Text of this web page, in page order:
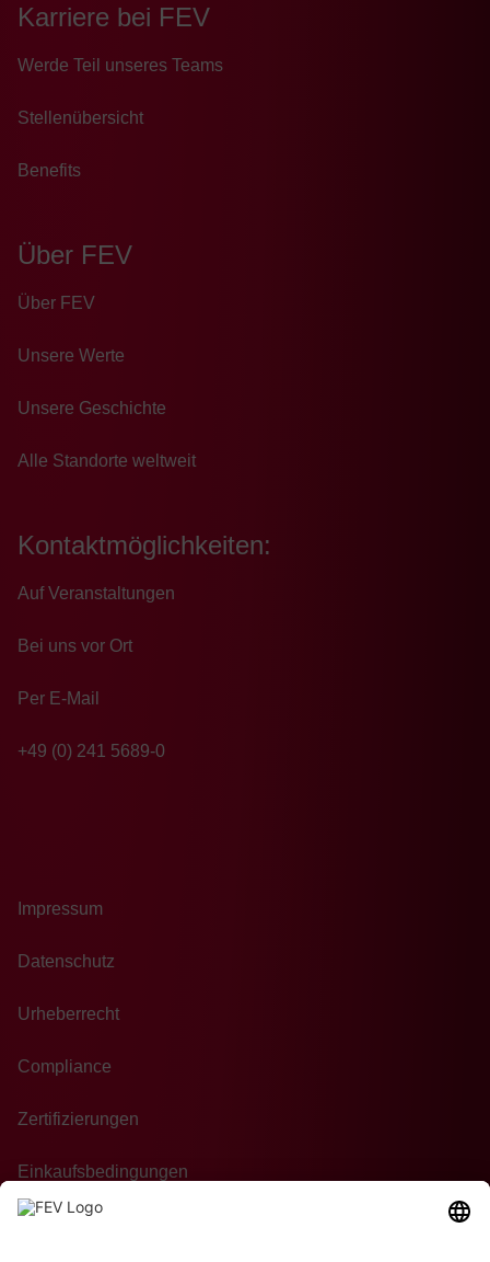
Karriere bei FEV
Wer­de Teil un­se­res Teams
Stellenübersicht
Benefits
Über FEV
Über FEV
Unsere Werte
Unsere Geschichte
Alle Standorte weltweit
Kontaktmöglichkeiten:
Auf Veranstaltungen
Bei uns vor Ort
Per E-Mail
+49 (0) 241 5689-0
Impressum
Datenschutz
Urheberrecht
Compliance
Zertifizierungen
Einkaufsbedingungen